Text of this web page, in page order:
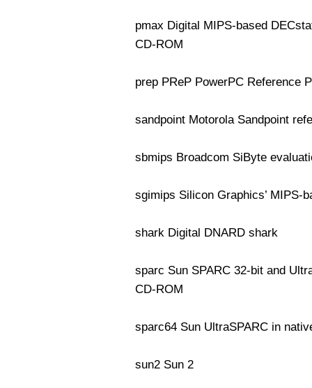
pmax Digital MIPS-based
CD-ROM
prep PReP PowerPC Reference
sandpoint Motorola Sandpoint
sbmips Broadcom SiByte
sgimips Silicon Graphics’ MIPS-
shark Digital DNARD shark
sparc Sun SPARC 32-bit and
CD-ROM
sparc64 Sun UltraSPARC in
sun2 Sun 2